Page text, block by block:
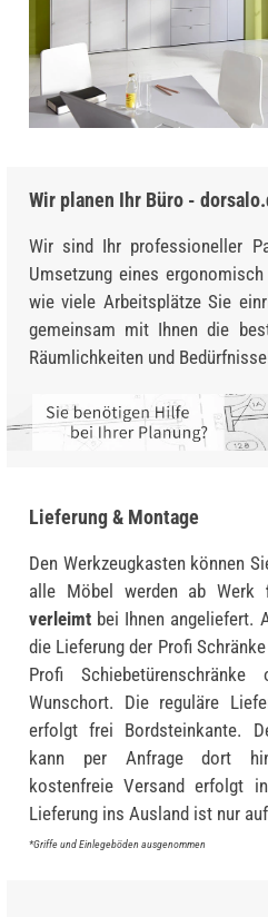
Wir planen Ihr Büro -
Wir sind Ihr professioneller
Umsetzung eines
wie viele Arbeitsplätze Sie
gemeinsam mit Ihnen die
Räumlichkeiten und
Lieferung & Montage
Den Werkzeugkasten können
alle Möbel werden ab Werk
verleimt bei Ihnen angeliefert.
die Lieferung der Profi
Profi
Wunschort. Die reguläre
erfolgt frei Bordsteinkante.
kann per Anfrage dort
kostenfreie Versand erfolgt
Lieferung ins Ausland ist nur
*Griffe und Einlegeböden ausgenommen